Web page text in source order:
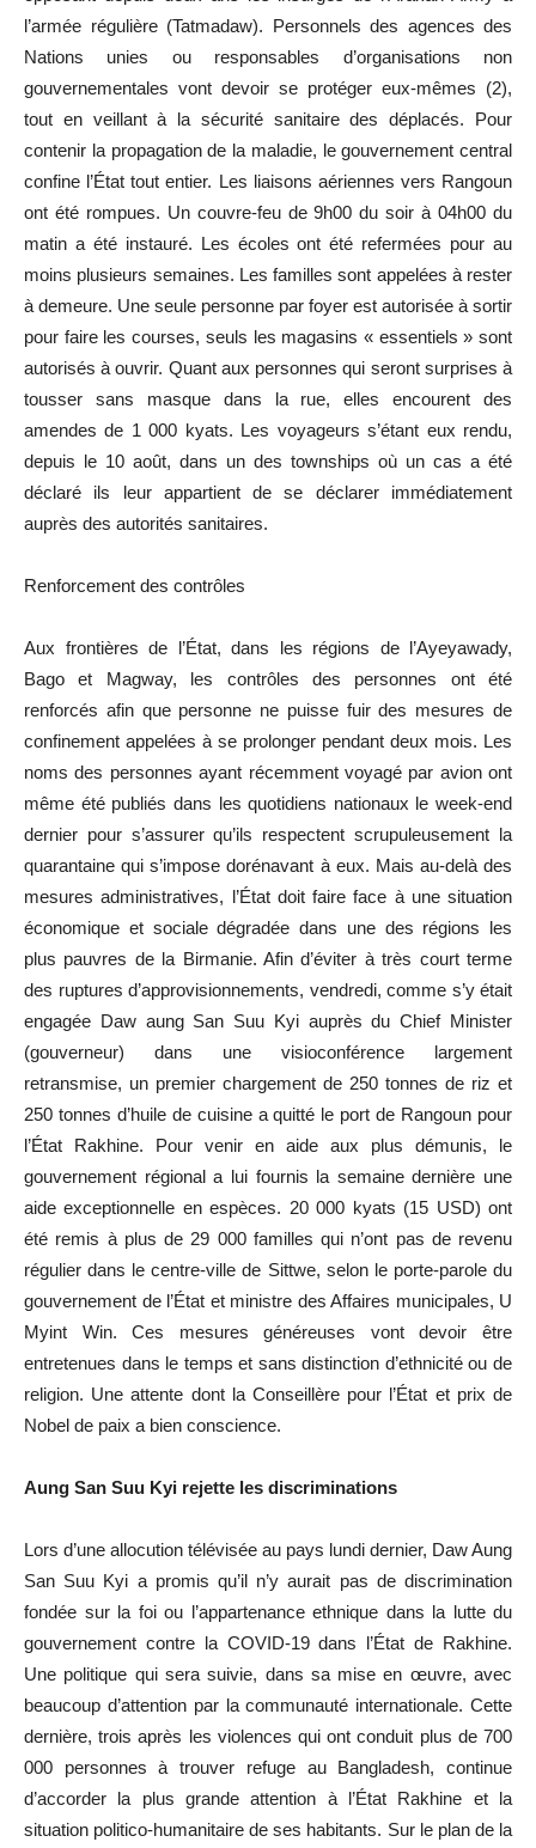
l’armée régulière (Tatmadaw). Personnels des agences des
Nations unies ou responsables d’organisations non
gouvernementales vont devoir se protéger eux-mêmes (2),
tout en veillant à la sécurité sanitaire des déplacés. Pour
contenir la propagation de la maladie, le gouvernement central
confine l’État tout entier. Les liaisons aériennes vers Rangoun
ont été rompues. Un couvre-feu de 9h00 du soir à 04h00 du
matin a été instauré. Les écoles ont été refermées pour au
moins plusieurs semaines. Les familles sont appelées à rester
à demeure. Une seule personne par foyer est autorisée à sortir
pour faire les courses, seuls les magasins « essentiels » sont
autorisés à ouvrir. Quant aux personnes qui seront surprises à
tousser sans masque dans la rue, elles encourent des
amendes de 1 000 kyats. Les voyageurs s’étant eux rendu,
depuis le 10 août, dans un des townships où un cas a été
déclaré ils leur appartient de se déclarer immédiatement
auprès des autorités sanitaires.
Renforcement des contrôles
Aux frontières de l’État, dans les régions de l’Ayeyawady,
Bago et Magway, les contrôles des personnes ont été
renforcés afin que personne ne puisse fuir des mesures de
confinement appelées à se prolonger pendant deux mois. Les
noms des personnes ayant récemment voyagé par avion ont
même été publiés dans les quotidiens nationaux le week-end
dernier pour s’assurer qu’ils respectent scrupuleusement la
quarantaine qui s’impose dorénavant à eux. Mais au-delà des
mesures administratives, l’État doit faire face à une situation
économique et sociale dégradée dans une des régions les
plus pauvres de la Birmanie. Afin d’éviter à très court terme
des ruptures d’approvisionnements, vendredi, comme s’y était
engagée Daw aung San Suu Kyi auprès du Chief Minister
(gouverneur) dans une visioconférence largement
retransmise, un premier chargement de 250 tonnes de riz et
250 tonnes d’huile de cuisine a quitté le port de Rangoun pour
l’État Rakhine. Pour venir en aide aux plus démunis, le
gouvernement régional a lui fournis la semaine dernière une
aide exceptionnelle en espèces. 20 000 kyats (15 USD) ont
été remis à plus de 29 000 familles qui n’ont pas de revenu
régulier dans le centre-ville de Sittwe, selon le porte-parole du
gouvernement de l’État et ministre des Affaires municipales, U
Myint Win. Ces mesures généreuses vont devoir être
entretenues dans le temps et sans distinction d’ethnicité ou de
religion. Une attente dont la Conseillère pour l’État et prix de
Nobel de paix a bien conscience.
Aung San Suu Kyi rejette les discriminations
Lors d’une allocution télévisée au pays lundi dernier, Daw Aung
San Suu Kyi a promis qu’il n’y aurait pas de discrimination
fondée sur la foi ou l’appartenance ethnique dans la lutte du
gouvernement contre la COVID-19 dans l’État de Rakhine.
Une politique qui sera suivie, dans sa mise en œuvre, avec
beaucoup d’attention par la communauté internationale. Cette
dernière, trois après les violences qui ont conduit plus de 700
000 personnes à trouver refuge au Bangladesh, continue
d’accorder la plus grande attention à l’État Rakhine et la
situation politico-humanitaire de ses habitants. Sur le plan de la